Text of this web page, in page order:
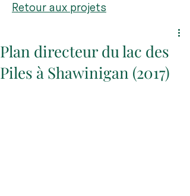
Retour aux projets
Plan directeur du lac des
Piles à Shawinigan (2017)